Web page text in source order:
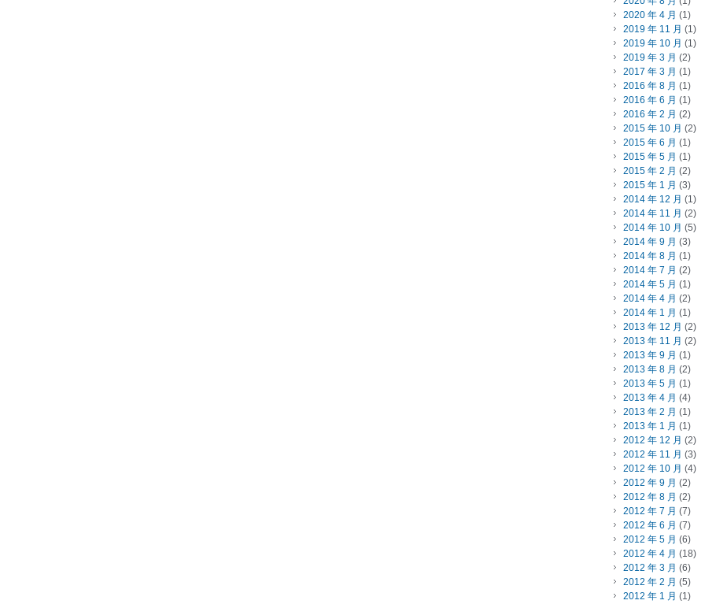
2020 年 4 月 (1)
2019 年 11 月 (1)
2019 年 10 月 (1)
2019 年 3 月 (2)
2017 年 3 月 (1)
2016 年 8 月 (1)
2016 年 6 月 (1)
2016 年 2 月 (2)
2015 年 10 月 (2)
2015 年 6 月 (1)
2015 年 5 月 (1)
2015 年 2 月 (2)
2015 年 1 月 (3)
2014 年 12 月 (1)
2014 年 11 月 (2)
2014 年 10 月 (5)
2014 年 9 月 (3)
2014 年 8 月 (1)
2014 年 7 月 (2)
2014 年 5 月 (1)
2014 年 4 月 (2)
2014 年 1 月 (1)
2013 年 12 月 (2)
2013 年 11 月 (2)
2013 年 9 月 (1)
2013 年 8 月 (2)
2013 年 5 月 (1)
2013 年 4 月 (4)
2013 年 2 月 (1)
2013 年 1 月 (1)
2012 年 12 月 (2)
2012 年 11 月 (3)
2012 年 10 月 (4)
2012 年 9 月 (2)
2012 年 8 月 (2)
2012 年 7 月 (7)
2012 年 6 月 (7)
2012 年 5 月 (6)
2012 年 4 月 (18)
2012 年 3 月 (6)
2012 年 2 月 (5)
2012 年 1 月 (1)